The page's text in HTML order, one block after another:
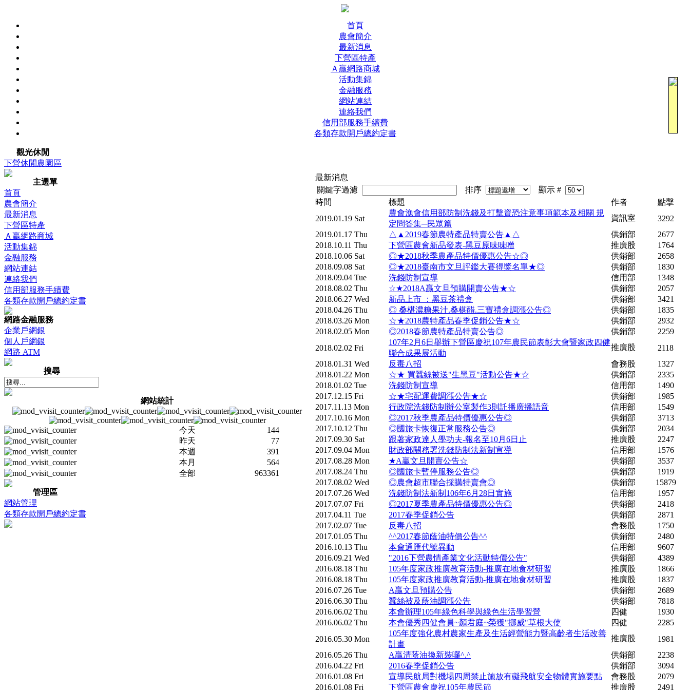
首頁
農會簡介
最新消息
下營區特產
Ａ贏網路商城
活動集錦
金融服務
網站連結
連絡我們
信用部服務手續費
各類存款開戶總約定書
觀光休閒
下營休閒農園區
主選單
首頁
農會簡介
最新消息
下營區特產
Ａ贏網路商城
活動集錦
金融服務
網站連結
連絡我們
信用部服務手續費
各類存款開戶總約定書
網路金融服務
企業戶網銀
個人戶網銀
網路 ATM
搜尋
網站統計
今天
144
昨天
77
本週
391
本月
564
全部
963361
管理區
網站管理
各類存款開戶總約定書
最新消息
關鍵字過濾
排序
顯示 #
時間
標題 作者
點擊
2019.01.19 Sat
農會漁會信用部防制洗錢及打擊資恐注意事項範本及相關 規
定問答集─民眾篇
資訊室
3292
2019.01.17 Thu
△▲2019春節農特產品特賣公告▲△ 供銷部
2677
2018.10.11 Thu
下營區農會新品發表-黑豆原味味噌 推廣股
1764
2018.10.06 Sat
◎★2018秋季農產品特價優惠公告☆◎ 供銷部
2658
2018.09.08 Sat
◎★2018臺南市文旦評鑑大賽得獎名單★◎ 供銷部
1830
2018.09.04 Tue
洗錢防制宣導 信用部
1348
2018.08.02 Thu
☆★2018A贏文旦預購開賣公告★☆ 供銷部
2057
2018.06.27 Wed
新品上市 ：黑豆茶禮盒 供銷部
3421
2018.04.26 Thu
◎ 桑椹濃糖果汁.桑椹醋.三寶禮盒調漲公告◎ 供銷部
1835
2018.03.26 Mon
☆★2018農特產品春季促銷公告★☆ 供銷部
2932
2018.02.05 Mon
◎2018春節農特產品特賣公告◎ 供銷部
2259
2018.02.02 Fri
107年2月6日舉辦下營區慶祝107年農民節表彰大會暨家政四健
聯合成果展活動
推廣股
2118
2018.01.31 Wed
反毒八招 會務股
1327
2018.01.22 Mon
☆★ 買蠶絲被送"生黑豆"活動公告★☆ 供銷部
2335
2018.01.02 Tue
洗錢防制宣導 信用部
1490
2017.12.15 Fri
☆★宅配運費調漲公告★☆ 供銷部
1985
2017.11.13 Mon
行政院洗錢防制辦公室製作3則託播廣播語音 信用部
1549
2017.10.16 Mon
◎2017秋季農產品特價優惠公告◎ 供銷部
3713
2017.10.12 Thu
◎國旅卡恢復正常服務公告◎ 供銷部
2034
2017.09.30 Sat
跟著家政達人學功夫-報名至10月6日止 推廣股
2247
2017.09.04 Mon
財政部關務署洗錢防制法新制宣導 信用部
1576
2017.08.28 Mon
★A贏文旦開賣公告☆ 供銷部
3537
2017.08.24 Thu
◎國旅卡暫停服務公告◎ 供銷部
1919
2017.08.02 Wed
◎農會超市聯合採購特賣會◎ 供銷部
15879
2017.07.26 Wed
洗錢防制法新制106年6月28日實施 信用部
1957
2017.07.07 Fri
◎2017夏季農產品特價優惠公告◎ 供銷部
2418
2017.04.11 Tue
2017春季促銷公告 供銷部
2871
2017.02.07 Tue
反毒八招 會務股
1750
2017.01.05 Thu
^^2017春節蔭油特價公告^^ 供銷部
2480
2016.10.13 Thu
本會通匯代號異動 信用部
9607
2016.09.21 Wed
"2016下營農情產業文化活動特價公告" 供銷部
4389
2016.08.18 Thu
105年度家政推廣教育活動-推廣在地食材研習 推廣股
1866
2016.08.18 Thu
105年度家政推廣教育活動-推廣在地食材研習 推廣股
1837
2016.07.26 Tue
A贏文旦預購公告 供銷部
2689
2016.06.30 Thu
蠶絲被及蔭油調漲公告 供銷部
7818
2016.06.02 Thu
本會辦理105年綠色科學與綠色生活學習營 四健
1930
2016.06.02 Thu
本會優秀四健會員~顏君庭~榮獲"挪威"草根大使 四健
2285
2016.05.30 Mon
105年度強化農村農家生產及生活經營能力暨高齡者生活改善
計畫
推廣股
1981
2016.05.26 Thu
A贏清蔭油換新裝囉^.^ 供銷部
2238
2016.04.22 Fri
2016春季促銷公告 供銷部
3094
2016.01.08 Fri
宣導民航局對機場四周禁止施放有礙飛航安全物體實施要點 會務股
2079
2016.01.08 Fri
下營區農會慶祝105年農民節 推廣股 2491